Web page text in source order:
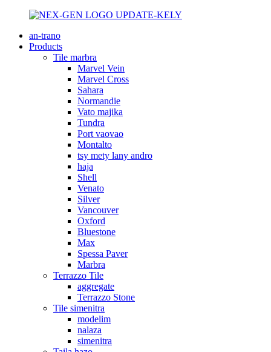
an-trano
Products
Tile marbra
Marvel Vein
Marvel Cross
Sahara
Normandie
Vato majika
Tundra
Port vaovao
Montalto
tsy mety lany andro
haja
Shell
Venato
Silver
Vancouver
Oxford
Bluestone
Max
Spessa Paver
Marbra
Terrazzo Tile
aggregate
Terrazzo Stone
Tile simenitra
modelim
nalaza
simenitra